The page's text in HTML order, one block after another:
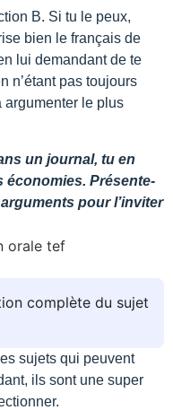
B. Si tu le peux,
bien le français de
lui demandant de te
n’étant pas toujours
argumenter le plus
un journal, tu en
économies. Présente-
pour l’inviter
complète du sujet
sujets qui peuvent
ils sont une super